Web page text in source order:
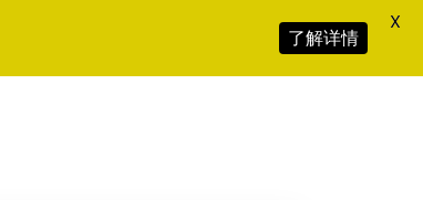
了解详情
X